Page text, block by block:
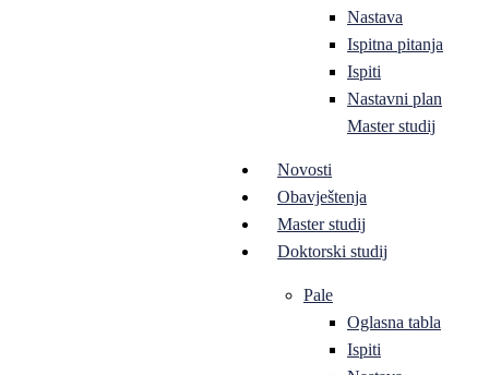
Nastava
Ispitna pitanja
Ispiti
Nastavni plan
Master studij
Novosti
Obavještenja
Master studij
Doktorski studij
Pale
Oglasna tabla
Ispiti